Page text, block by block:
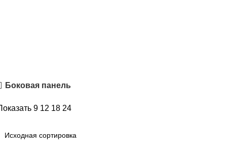
Боковая панель
9 12 18 24